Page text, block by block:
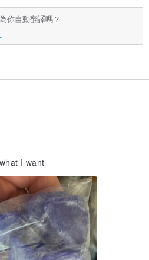
你自動翻譯嗎？
I want